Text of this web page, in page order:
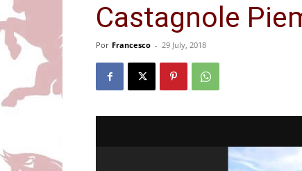
Castagnole
Por Francesco - 29 July, 2018